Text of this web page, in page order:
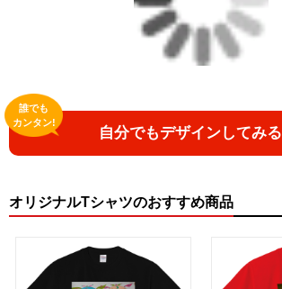
自分でもデザインしてみる
誰でも
カンタン!
オリジナルTシャツのおすすめ商品